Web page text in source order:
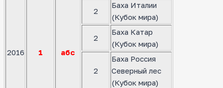
2016 1 абс
2
Баха Италии
(Кубок мира)
2
Баха Катар
(Кубок мира)
2
Баха Россия
Северный лес
(Кубок мира)